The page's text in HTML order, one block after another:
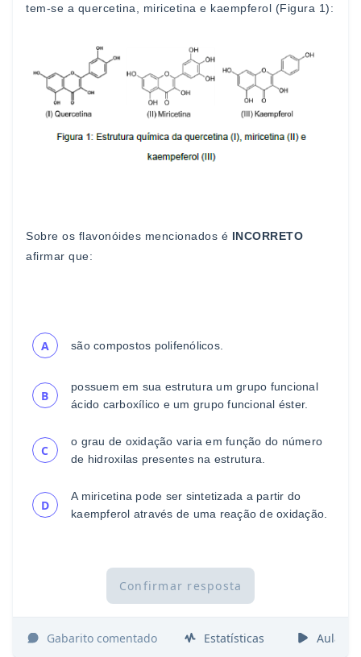
tem-se a quercetina, miricetina e kaempferol (Figura 1):
Sobre os flavonóides mencionados é INCORRETO
afirmar que:
A são compostos polifenólicos.
B
possuem em sua estrutura um grupo funcional
ácido carboxílico e um grupo funcional éster.
C
o grau de oxidação varia em função do número
de hidroxilas presentes na estrutura.
D
A miricetina pode ser sintetizada a partir do
kaempferol através de uma reação de oxidação.
Confirmar resposta
Gabarito comentado Estatísticas Aulas